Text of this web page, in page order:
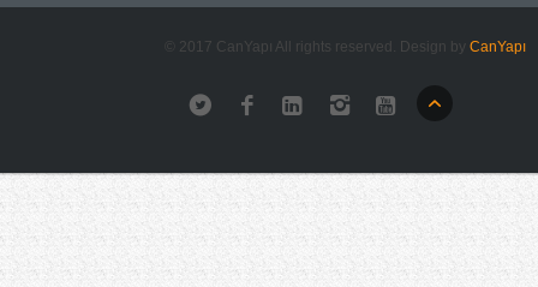
© 2017 CanYapı All rights reserved. Design by CanYapı